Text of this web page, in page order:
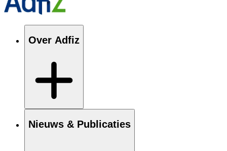
Over Adfiz
Nieuws & Publicaties